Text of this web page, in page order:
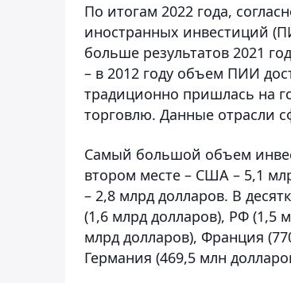
По итогам 2022 года,
иностранных инвестиций
больше результатов 2021
– в 2012 году объем ПИИ
традиционно пришлась на
торговлю. Данные отрасли
Самый большой объем
втором месте – США – 5,1
– 2,8 млрд долларов. В
(1,6 млрд долларов), РФ (1,5
млрд долларов), Франция
Германия (469,5 млн